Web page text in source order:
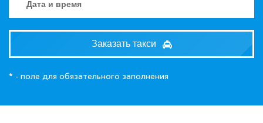
Заказать такси
* - поле для обязательного заполнения